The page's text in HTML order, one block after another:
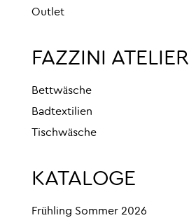
Outlet
FAZZINI ATELIER
Bettwäsche
Badtextilien
Tischwäsche
KATALOGE
Frühling Sommer 2026